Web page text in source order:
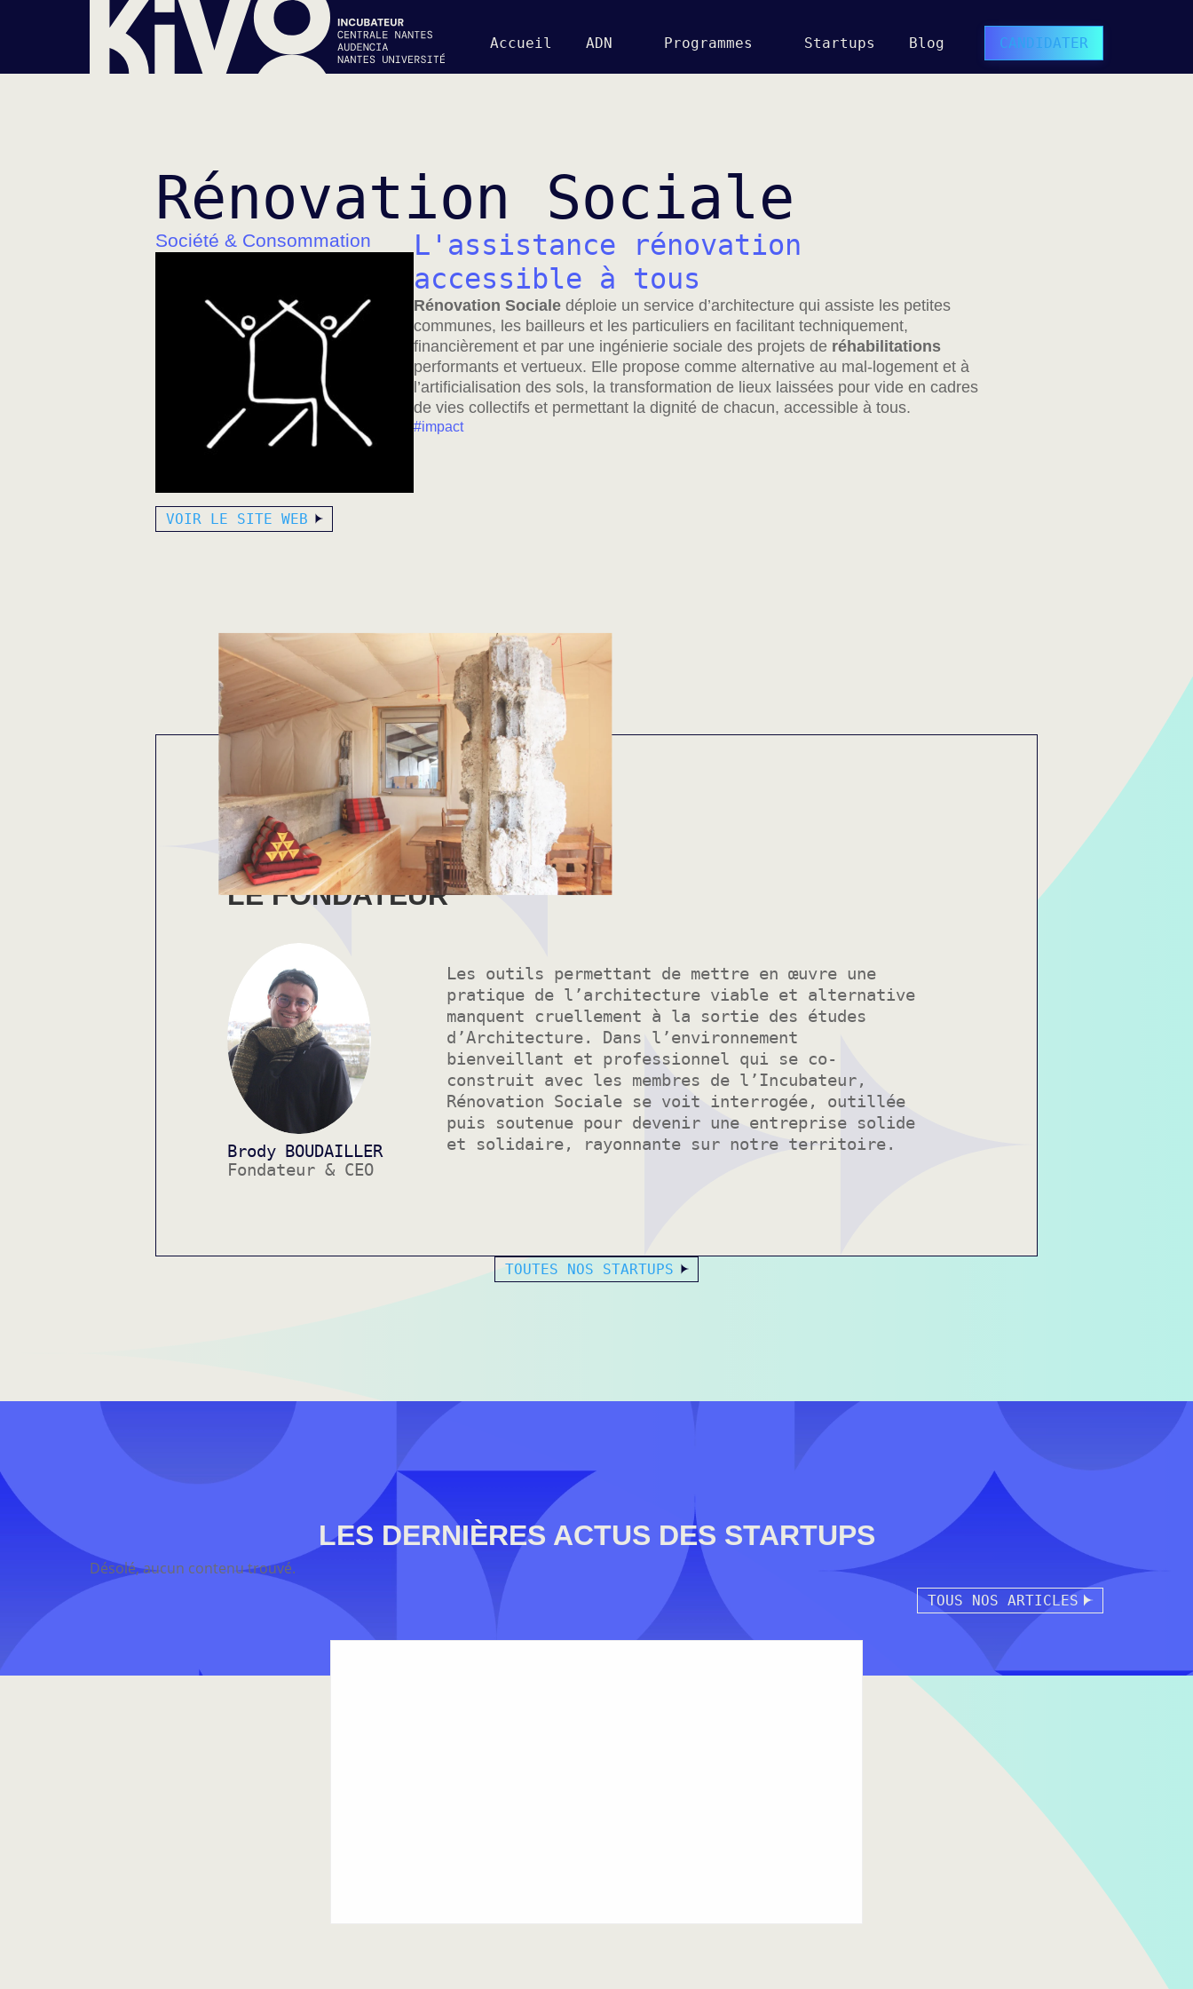
Accueil ADN Programmes Startups Blog CANDIDATER
Rénovation Sociale
Société & Consommation
VOIR LE SITE WEB
L'assistance rénovation
accessible à tous
Rénovation Sociale déploie un service d’architecture qui assiste les petites
communes, les bailleurs et les particuliers en facilitant techniquement,
financièrement et par une ingénierie sociale des projets de réhabilitations
performants et vertueux. Elle propose comme alternative au mal-logement et à
l’artificialisation des sols, la transformation de lieux laissées pour vide en cadres
de vies collectifs et permettant la dignité de chacun, accessible à tous.
#impact
LE FONDATEUR
Brody BOUDAILLER
Fondateur & CEO
Les outils permettant de mettre en œuvre une
pratique de l’architecture viable et alternative
manquent cruellement à la sortie des études
d’Architecture. Dans l’environnement
bienveillant et professionnel qui se co-
construit avec les membres de l’Incubateur,
Rénovation Sociale se voit interrogée, outillée
puis soutenue pour devenir une entreprise solide
et solidaire, rayonnante sur notre territoire.
TOUTES NOS STARTUPS
LES DERNIÈRES ACTUS DES STARTUPS
Désolé, aucun contenu trouvé.
TOUS NOS ARTICLES